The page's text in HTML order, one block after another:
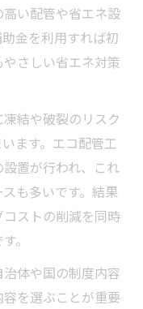
い配管や省エネ設
金を利用すれば初
さしい省エネ対策
結や破裂のリスク
ます。エコ配管工
置が行われ、これ
も多いです。結果
ストの削減を同時
。
体や国の制度内容
を選ぶことが重要